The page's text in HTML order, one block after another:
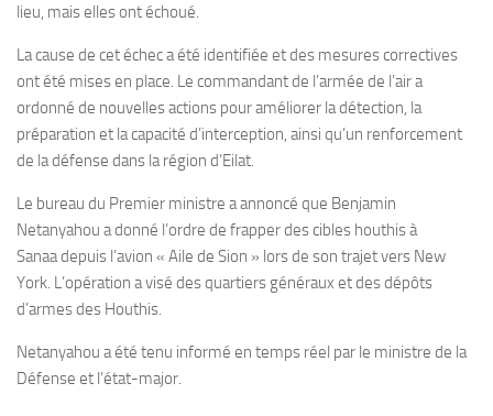
lieu, mais elles ont échoué.
La cause de cet échec a été identifiée et des mesures correctives
ont été mises en place. Le commandant de l’armée de l’air a
ordonné de nouvelles actions pour améliorer la détection, la
préparation et la capacité d’interception, ainsi qu’un renforcement
de la défense dans la région d’Eilat.
Le bureau du Premier ministre a annoncé que Benjamin
Netanyahou a donné l’ordre de frapper des cibles houthis à
Sanaa depuis l’avion « Aile de Sion » lors de son trajet vers New
York. L’opération a visé des quartiers généraux et des dépôts
d’armes des Houthis.
Netanyahou a été tenu informé en temps réel par le ministre de la
Défense et l’état-major.